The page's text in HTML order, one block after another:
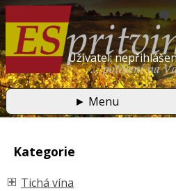
► Menu
Uživatel:
Kategorie
Tichá vína